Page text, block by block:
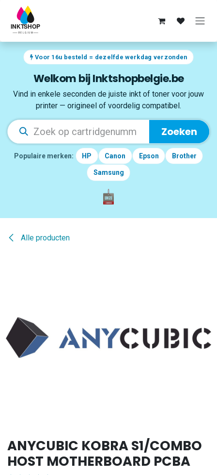
Overslaan naar inhoud
Voor 16u besteld = dezelfde werkdag verzonden
Welkom bij Inktshopbelgie.be
Vind in enkele seconden de juiste inkt of toner voor jouw
printer — origineel of voordelig compatibel.
Zoeken
Populaire merken: HP Canon Epson Brother
Samsung
Alle producten
ANYCUBIC KOBRA S1/COMBO
HOST MOTHERBOARD PCBA